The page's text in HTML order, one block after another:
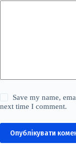
Save my name,
next time I comment.
Опублікувати